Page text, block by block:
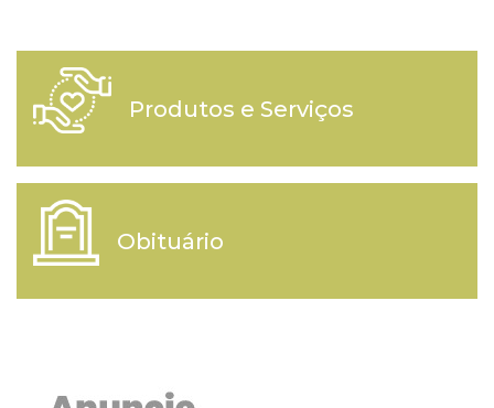
Produtos e Serviços
Obituário